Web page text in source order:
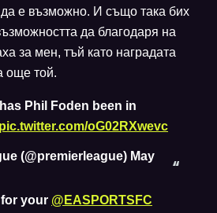
е възможно. И също така бих
да благодаря на
за мен, тъй като наградата
още той.
Phil Foden been in
pic.twitter.com/oG02RXwevc
(@premierleague) May
your @EASPORTSFC